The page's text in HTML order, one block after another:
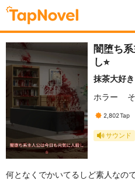
闇堕ち
し⭐︎
抹茶大好き
ホラー
2,802Tap
サウンド
何となくでかいてるしど素人なの